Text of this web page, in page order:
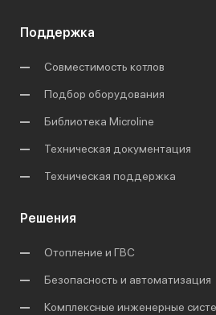
Поддержка
Совместимость котлов
Подбор оборудования
Библиотека Microline
Техническая документация
Техническая поддержка
Решения
Отопление и ГВС
Безопасность и автоматизация
Комплексные инженерные